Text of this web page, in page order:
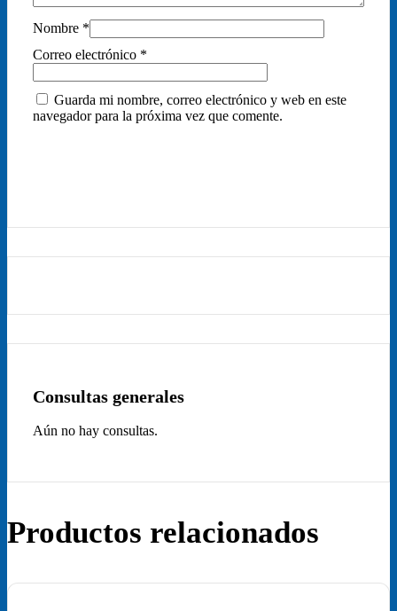
Nombre *
Correo electrónico *
Guarda mi nombre, correo electrónico y web en este
navegador para la próxima vez que comente.
Consultas generales
Aún no hay consultas.
Productos relacionados